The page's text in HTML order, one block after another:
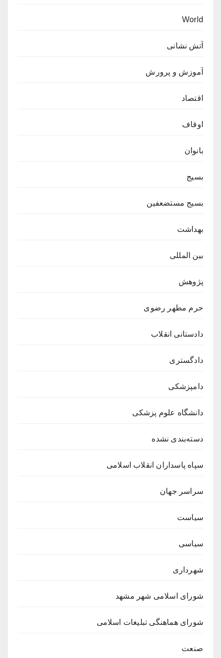
World
آتش نشانی
آموزش و پرورش
اقتصاد
اوقاف
بانوان
بسیج
بسیج مستضعفین
بهداشت
بین المللی
پژوهش
حرم مطهر رضوی
دادستانی انقلاب
دادگستری
دامپزشکی
دانشگاه علوم پزشکی
دسته‌بندی نشده
سپاه پاسداران انقلاب اسلامی
سراسر جهان
سیاست
سیاسی
شهرداری
شورای اسلامی شهر مشهد
شورای هماهنگی تبلیغات اسلامی
صنعت